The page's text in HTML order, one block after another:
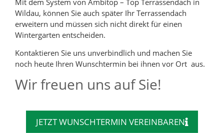
Wildau, können Sie auch später Ihr Terrassendach
erweitern und müssen sich nicht direkt für einen
Wintergarten entscheiden.
Kontaktieren Sie uns unverbindlich und machen Sie
noch heute Ihren Wunschtermin bei ihnen vor Ort aus.
Wir freuen uns auf Sie!
JETZT WUNSCHTERMIN VEREINBAREN